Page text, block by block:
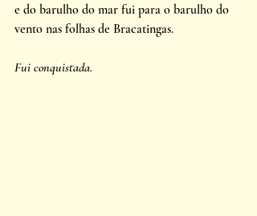
e do barulho do mar fui para o barulho do
vento nas folhas de Bracatingas.
Fui conquistada.